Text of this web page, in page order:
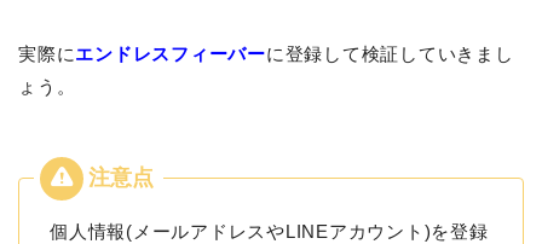
実際にエンドレスフィーバーに登録して検証していきまし
ょう。
個人情報(メールアドレスやLINEアカウント)を登録